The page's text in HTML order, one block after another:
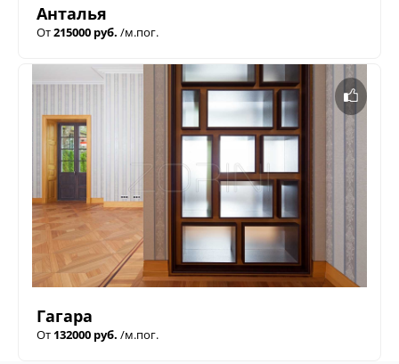
Анталья
От215000 руб. /м.пог.
Гагара
От 132000 руб. /м.пог.